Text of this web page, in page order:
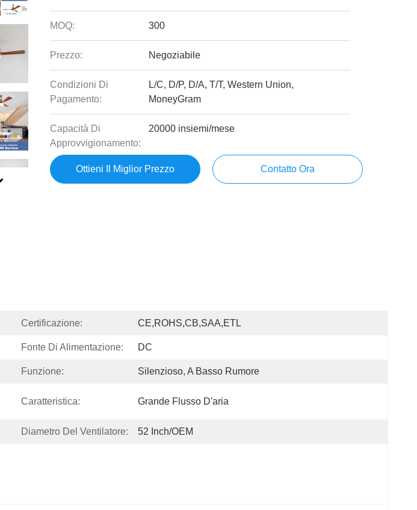
MOQ: 300
Prezzo: Negoziabile
Condizioni Di
Pagamento:
L/C, D/P, D/A, T/T, Western Union,
MoneyGram
Capacità Di
Approvvigionamento:
20000 insiemi/mese
Ottieni Il Miglior Prezzo Contatto Ora
Certificazione: CE,ROHS,CB,SAA,ETL
Fonte Di Alimentazione: DC
Funzione: Silenzioso, A Basso Rumore
Caratteristica: Grande Flusso D'aria
Diametro Del Ventilatore: 52 Inch/OEM